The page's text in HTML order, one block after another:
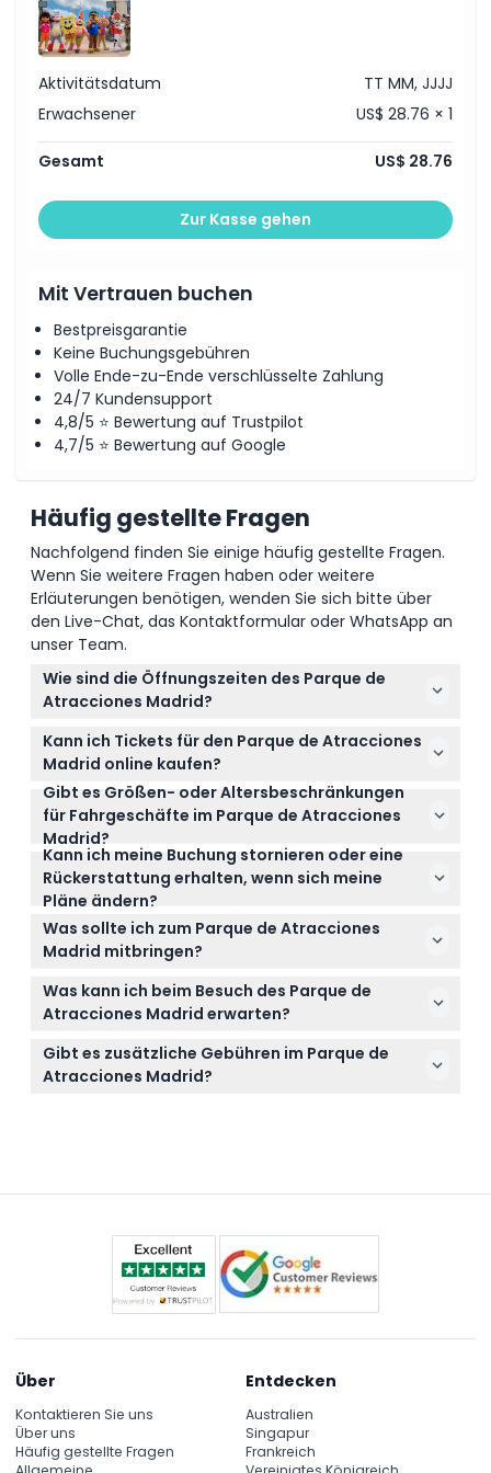
Öffnungszeiten
Dinge, die Sie wissen sollten
Ort
Stornierungsbedingungen
Aktivitätsdatum
TT MM, JJJJ
Erwachsener
US$ 28.76 × 1
Gesamt US$ 28.76
Zur Kasse gehen
Mit Vertrauen buchen
Bestpreisgarantie
Keine Buchungsgebühren
Volle Ende-zu-Ende verschlüsselte Zahlung
24/7 Kundensupport
4,8/5 ⭐ Bewertung auf Trustpilot
4,7/5 ⭐ Bewertung auf Google
Häufig gestellte Fragen
Nachfolgend finden Sie einige häufig gestellte Fragen.
Wenn Sie weitere Fragen haben oder weitere
Erläuterungen benötigen, wenden Sie sich bitte über
den Live-Chat, das Kontaktformular oder WhatsApp an
unser Team.
Wie sind die Öffnungszeiten des Parque de
Atracciones Madrid?
Der Parque de Atracciones Madrid ist täglich von
12:00 bis 20:00 Uhr geöffnet (änderbar – bitte zum
Kann ich Tickets für den Parque de Atracciones
Madrid online kaufen?
Ja, Sie können Ihre Tickets ganz einfach online hier
auf dieser Webseite buchen für einen
reibungslosen und bequemen Eintritt.
Gibt es Größen- oder Altersbeschränkungen
für Fahrgeschäfte im Parque de Atracciones
Madrid?
Ja, einige Fahrgeschäfte haben Größen- und
Altersbeschränkungen; Kinder unter 100 cm haben
kostenlosen Eintritt, und Kindertickets gelten für
Kinder zwischen 100 cm und 140 cm groß.
Kann ich meine Buchung stornieren oder eine
Rückerstattung erhalten, wenn sich meine
Pläne ändern?
Tickets sind nicht erstattungsfähig und können
nicht storniert werden, stellen Sie also sicher, dass
Ihre Pläne feststehen, bevor Sie buchen.
Was sollte ich zum Parque de Atracciones
Madrid mitbringen?
Bringen Sie bequeme Kleidung und Schuhe,
Sonnenschutz und alle notwendigen Dinge für
daher sollten Sie Snacks mitbringen oder das
Angebot vor Ort einplanen.
Was kann ich beim Besuch des Parque de
Atracciones Madrid erwarten?
Erwarten Sie einen Tag voller Spaß mit über 30
Fahrgeschäften in Themenbereichen, darunter
Gibt es zusätzliche Gebühren im Parque de
Atracciones Madrid?
Über
Kontaktieren Sie uns
Über uns
Häufig gestellte Fragen
Entdecken
Australien
Singapur
Frankreich